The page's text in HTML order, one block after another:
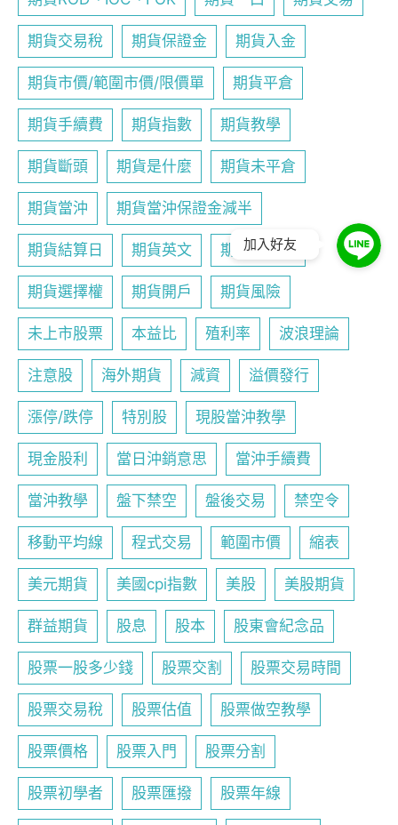
期貨交易稅 期貨保證金 期貨入金
期貨市價/範圍市價/限價單 期貨平倉
期貨手續費 期貨指數 期貨教學
期貨斷頭 期貨是什麼 期貨未平倉
期貨當沖 期貨當沖保證金減半
期貨結算日 期貨英文 期貨行事曆
期貨選擇權 期貨開戶 期貨風險
未上市股票 本益比 殖利率 波浪理論
注意股 海外期貨 減資 溢價發行
漲停/跌停 特別股 現股當沖教學
現金股利 當日沖銷意思 當沖手續費
當沖教學 盤下禁空 盤後交易 禁空令
移動平均線 程式交易 範圍市價 縮表
美元期貨 美國cpi指數 美股 美股期貨
群益期貨 股息 股本 股東會紀念品
股票一股多少錢 股票交割 股票交易時間
股票交易稅 股票估值 股票做空教學
股票價格 股票入門 股票分割
股票初學者 股票匯撥 股票年線
加入好友